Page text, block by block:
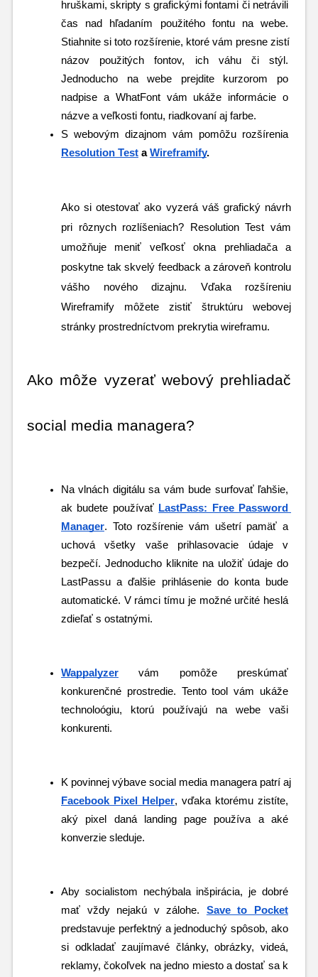
hruškami, skripty s grafickými fontami či netrávili
čas nad hľadaním použitého fontu na webe.
Stiahnite si toto rozšírenie, ktoré vám presne zistí
názov použitých fontov,
Jednoducho na webe prejdite kurzorom po
nadpise a WhatFont vám ukáže informácie o
názve a veľkosti fontu, riadkovaní aj farbe.
Resolution Test a Wireframify.
Ako si otestovať ako vyzerá váš grafický návrh
pri rôznych rozlíšeniach? Resolution Test vám
umožňuje meniť veľkosť okna prehliadača a
poskytne tak skvelý feedback a zároveň kontrolu
vášho nového dizajnu. Vďaka rozšíreniu
Wireframify môžete zistiť štruktúru webovej
stránky prostredníctvom prekrytia wireframu.
Ako môže vyzerať webový prehliadač
social media managera?
Na vlnách digitálu sa vám bude surfovať ľahšie,
ak budete používať LastPass: Free Password
Manager. Toto rozšírenie vám ušetrí pamäť a
uchová všetky vaše prihlasovacie údaje v
bezpečí. Jednoducho kliknite na uložiť údaje do
LastPassu a ďalšie prihlásenie do konta bude
automatické. V rámci tímu je možné určité heslá
zdieľať s ostatnými.
Wappalyzer vám pomôže preskúmať
konkurenčné prostredie. Tento tool vám ukáže
technoloógiu, ktorú používajú na webe vaši
konkurenti.
Facebook Pixel Helper, vďaka ktorému zistíte,
aký pixel daná landing page používa a aké
konverzie sleduje.
Aby socialistom nechýbala inšpirácia, je dobré
mať vždy nejakú v zálohe. Save to Pocket
predstavuje perfektný a jednoduchý spôsob, ako
si odkladať zaujímavé články, obrázky, videá,
reklamy, čokoľvek na jedno miesto a dostať sa k